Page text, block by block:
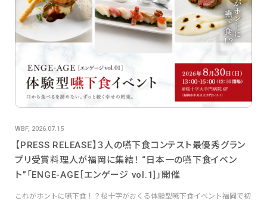
WBF, 2026.07.15
【PRESS RELEASE】３人の嚥下食コンテスト最優秀グラン
プリ受賞料理人が福岡に集結！ “日本一の嚥下食イベン
ト”「ENGE-AGE［エンゲージ vol.1]」開催
これがホントに嚥下食！？桜十字がおくる体験型嚥下食イベント福岡で初